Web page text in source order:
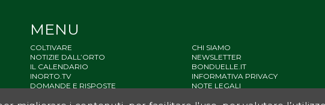
MENU
COLTIVARE
NOTIZIE DALL’ORTO
IL CALENDARIO
INORTO.TV
DOMANDE E RISPOSTE
CHI SIAMO
NEWSLETTER
BONDUELLE.IT
INFORMATIVA PRIVACY
NOTE LEGALI